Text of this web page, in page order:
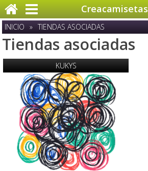
Creacamisetas
INICIO » TIENDAS ASOCIADAS
Tiendas asociadas
KUKYS